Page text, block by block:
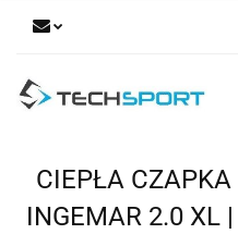
CIEPŁA
INGEMAR 2.0 XL